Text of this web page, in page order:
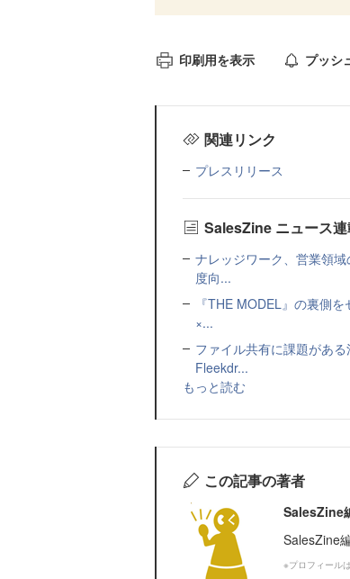
印刷用を表示 プッシ
関連リンク
プレスリリース
SalesZine ニュース
ナレッジワーク、営業領
度向...
『THE MODEL』の裏側
×...
ファイル共有に課題があ
Fleekdr...
もっと読む
この記事の著者
SalesZine
SalesZine
※プロフィール